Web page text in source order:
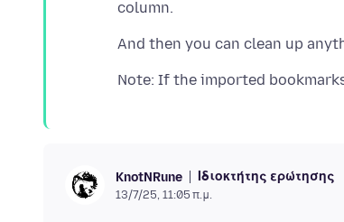
KnotNRune Ιδιοκτήτης ερώτησης
13/7/25, 11:05 π.μ.